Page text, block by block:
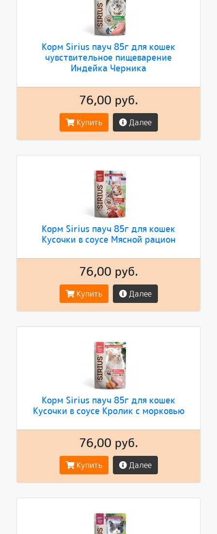
Корм Sirius пауч 85г для кошек
чувствительное пищеварение
Индейка Черника
76,00 руб.
Купить Далее
Корм Sirius пауч 85г для кошек
Кусочки в соусе Мясной рацион
76,00 руб.
Купить Далее
Корм Sirius пауч 85г для кошек
Кусочки в соусе Кролик с морковью
76,00 руб.
Купить Далее